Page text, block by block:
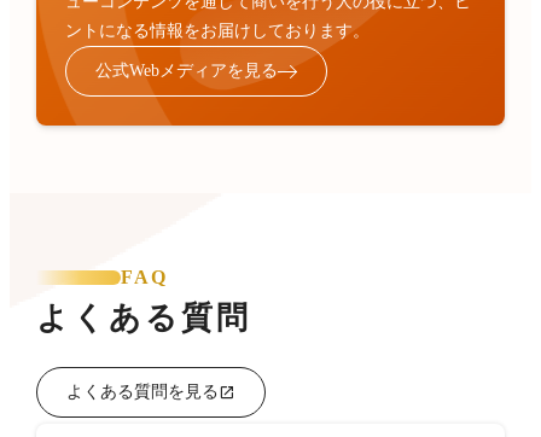
ントになる情報をお届けしております。
公式Webメディアを見る
FAQ
よくある質問
よくある質問を見る